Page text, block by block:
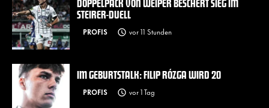
DOPPELPACK VON WEIPER BESCHERT SIEG IM
STEIRER-DUELL
PROFIS vor 11 Stunden
IM GEBURTSTALK: FILIP RÓZGA WIRD 20
PROFIS vor 1 Tag